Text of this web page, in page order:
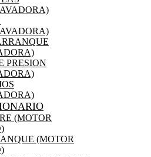
PRESION
(MOTOR
(MOTOR